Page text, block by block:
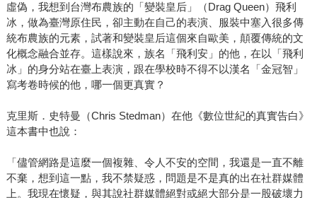
虛偽，我想到台灣布農族的「變裝皇后」（Drag Queen）飛利
冰，做為臺灣原住民，卻主動在自己的表演、服裝中塞入很多傳
統布農族的元素，試著和變裝皇后這個來自歐美，顛覆傳統的文
化概念融合並存。這樣說來，族名「飛利安」的他，在以「飛利
冰」的身分站在臺上表演，跟在學校時不得不以漢名「金冠智」
寫考卷時候的他，哪一個更真實？
克里斯．史特曼（Chris Stedman）在他《數位世紀的真實告白》
這本書中也說：
「儘管網路是這麼一個複雜、令人不安的空間，我還是一直不離
不棄，想到這一點，我不禁疑惑，問題是不是真的出在社群媒體
上。我現在懷疑，與其說社群媒體絕對或絕大部分是一股破壞力